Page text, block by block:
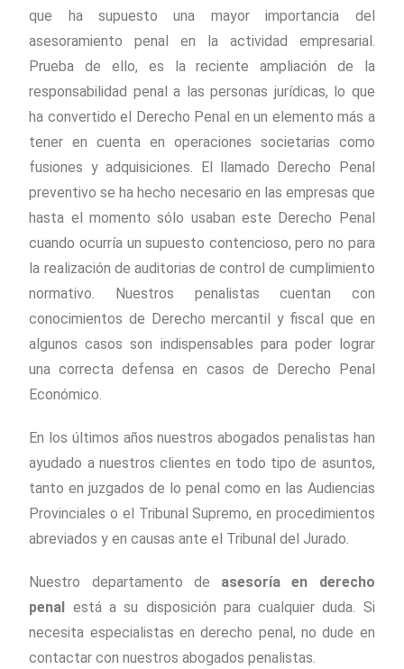
que ha supuesto una mayor importancia del
asesoramiento penal en la actividad empresarial.
Prueba de ello, es la reciente ampliación de la
responsabilidad penal a las personas jurídicas, lo que
ha convertido el Derecho Penal en un elemento más a
tener en cuenta en operaciones societarias como
fusiones y adquisiciones. El llamado Derecho Penal
preventivo se ha hecho necesario en las empresas que
hasta el momento sólo usaban este Derecho Penal
cuando ocurría un supuesto contencioso, pero no para
la realización de auditorias de control de cumplimiento
normativo. Nuestros penalistas cuentan con
conocimientos de Derecho mercantil y fiscal que en
algunos casos son indispensables para poder lograr
una correcta defensa en casos de Derecho Penal
Económico.
En los últimos años nuestros abogados penalistas han
ayudado a nuestros clientes en todo tipo de asuntos,
tanto en juzgados de lo penal como en las Audiencias
Provinciales o el Tribunal Supremo, en procedimientos
abreviados y en causas ante el Tribunal del Jurado.
Nuestro departamento de asesoría en derecho
penal está a su disposición para cualquier duda. Si
necesita especialistas en derecho penal, no dude en
contactar con nuestros abogados penalistas.